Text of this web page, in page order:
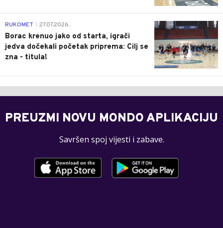
0
RUKOMET 27.07.2026.
Borac krenuo jako od starta, igrači
jedva dočekali početak priprema: Cilj se
zna - titula!
PREUZMI NOVU MONDO APLIKACIJU
Savršen spoj vijesti i zabave.